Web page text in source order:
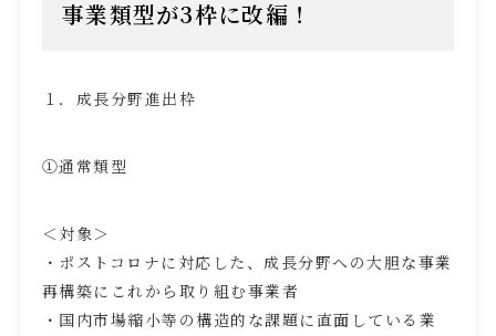
事業類型が3枠に改編！
１．成長分野進出枠
①通常類型
＜対象＞
・ポストコロナに対応した、成長分野への大胆な事業
再構築にこれから取り組む事業者
・国内市場縮小等の構造的な課題に直面している業